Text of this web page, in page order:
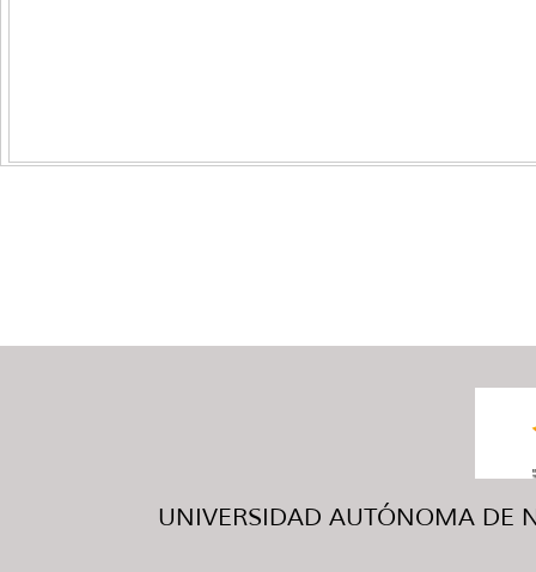
UNIVERSIDAD AUTÓNOMA DE